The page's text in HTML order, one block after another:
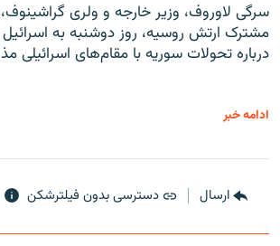
سرگی لاوروف، وزیر خارجه و ولری
مشترک ارتش روسیه، روز دوشنبه به اسرائیل
درباره تحولات سوریه با مقام‌های اسرائیلی
ادامه خبر
ارسال دسترسی بدون فیلترشکن